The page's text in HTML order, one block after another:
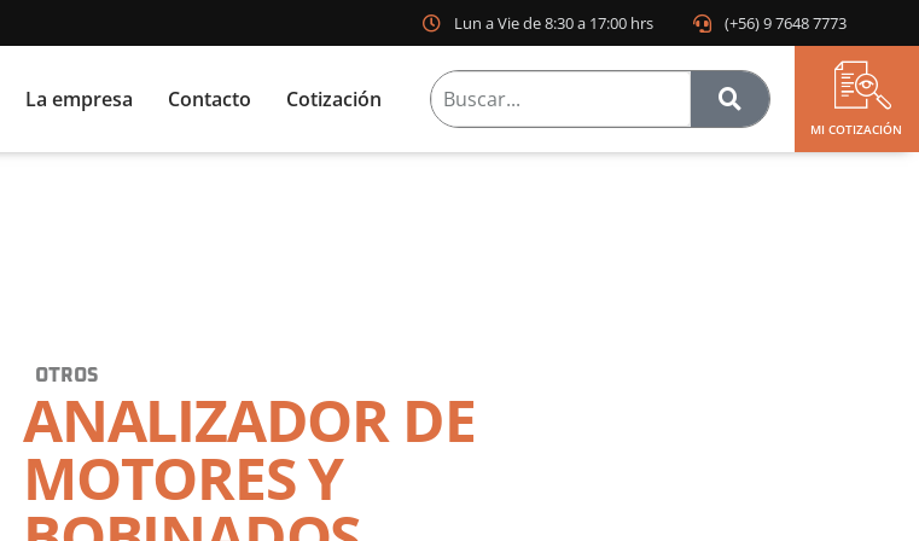
Lun a Vie de 8:30 a 17:00 hrs (+56) 9 7648 7773
La empresa Contacto Cotización
MI COTIZACIÓN
OTROS
ANALIZADOR DE
MOTORES Y